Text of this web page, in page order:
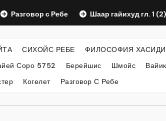
Разговор с Ребе Шаар гайихуд гл. 1 (2)
СИХОЙС РЕБЕ
ФИЛОСОФИЯ
Соро 5752 Берейшис Шмойс
Когелет Разговор С Ребе